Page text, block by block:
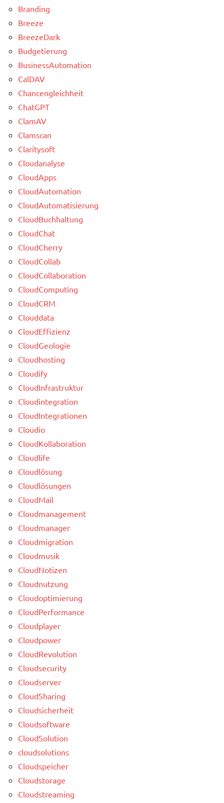
Branding
Breeze
BreezeDark
Budgetierung
BusinessAutomation
CalDAV
Chancengleichheit
ChatGPT
ClamAV
Clamscan
Claritysoft
Cloudanalyse
CloudApps
CloudAutomation
CloudAutomatisierung
CloudBuchhaltung
CloudChat
CloudCherry
CloudCollab
CloudCollaboration
CloudComputing
CloudCRM
Clouddata
CloudEffizienz
CloudGeologie
Cloudhosting
Cloudify
CloudInfrastruktur
Cloudintegration
CloudIntegrationen
Cloudio
CloudKollaboration
Cloudlife
Cloudlösung
Cloudlösungen
CloudMail
Cloudmanagement
Cloudmanager
Cloudmigration
Cloudmusik
CloudNotizen
Cloudnutzung
Cloudoptimierung
CloudPerformance
Cloudplayer
Cloudpower
CloudRevolution
Cloudsecurity
Cloudserver
CloudSharing
Cloudsicherheit
Cloudsoftware
CloudSolution
cloudsolutions
Cloudspeicher
Cloudstorage
Cloudstreaming